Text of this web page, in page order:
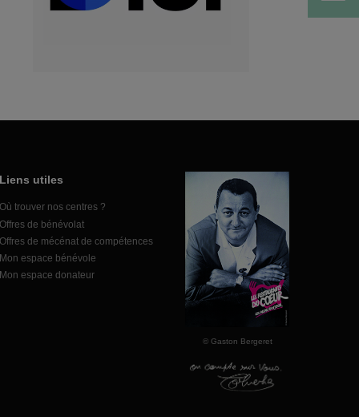
Liens utiles
Où trouver nos centres ?
Offres de bénévolat
Offres de mécénat de compétences
Mon espace bénévole
Mon espace donateur
© Gaston Bergeret